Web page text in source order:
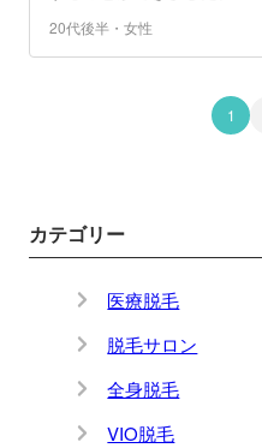
20代後半・女性
1
カテゴリー
医療脱毛
脱毛サロン
全身脱毛
VIO脱毛